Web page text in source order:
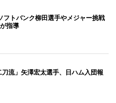
フトバンク柳田選手やメジャー挑戦
指導
流」矢澤宏太選手、日ハム入団報